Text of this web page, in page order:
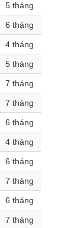
5 tháng
6 tháng
4 tháng
5 tháng
7 tháng
7 tháng
6 tháng
4 tháng
6 tháng
7 tháng
6 tháng
7 tháng